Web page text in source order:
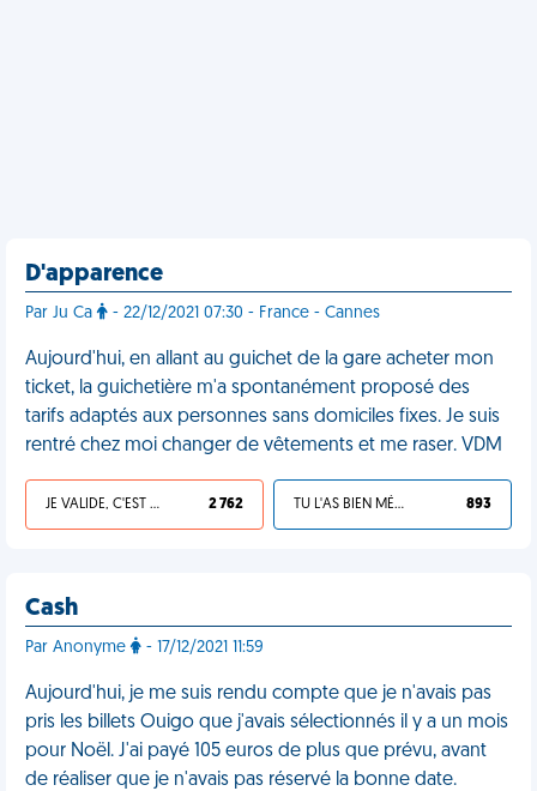
D'apparence
Par Ju Ca - 22/12/2021 07:30 - France - Cannes
Aujourd'hui, en allant au guichet de la gare acheter mon
ticket, la guichetière m'a spontanément proposé des
tarifs adaptés aux personnes sans domiciles fixes. Je suis
rentré chez moi changer de vêtements et me raser. VDM
JE VALIDE, C'EST UNE VDM 2 762 TU L'AS BIEN MÉRITÉ 893
Cash
Par Anonyme - 17/12/2021 11:59
Aujourd'hui, je me suis rendu compte que je n'avais pas
pris les billets Ouigo que j'avais sélectionnés il y a un mois
pour Noël. J'ai payé 105 euros de plus que prévu, avant
de réaliser que je n'avais pas réservé la bonne date.